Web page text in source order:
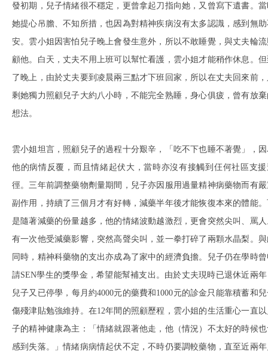
發初期，兒子情緒很不穩定，更曾拿起刀指向她，又曾寫下遺書。
她提心吊膽、不知所措，也因為對精神疾病沒有太多認識，感到無
安。雲小姐因害怕兒子晚上會發生意外，所以不敢睡覺，與丈夫輪
顧他。白天，丈夫不用上班可以幫忙看護，雲小姐才能稍作休息。
了晚上，由於丈夫要到凌晨兩三點才下班回家，所以在丈夫回來前
剩她獨力照顧兒子大約八小時，不能完全熟睡，身心俱疲，曾有放
想法。
雲小姐坦言，照顧兒子的過程十分艱辛，「吃不下也睡不著覺」，
他的病情反覆，而且情緒起伏大，當時亦沒有接觸到仼何社區支援
徑。三年前調整藥物劑量期間，兒子亦因服用過量精神病藥物而有
副作用，持續了三個月才有好轉，減藥半年後才能恢復本來的體能
是隨著減藥的份量越多，他的情緒波動越激烈，更會突然尖叫、罵
有一次他受減藥影響，突然高聲尖叫，並一拳打碎了兩顆水晶梨。
同時，精神科藥物的支出亦成為了家中的經濟負擔。兒子仍在學時
請SEN學生的獎學金，希望能幫補支出。由於丈夫現時已退休近兩
兒子又已停學，每月約4000元的藥費和1000元的診金只能靠積蓄和
傷殘津貼勉強維持。在12年間的照顧歷程，雲小姐的生活重心一直
子的精神健康為主：「情緒就跟著他走，他（情況）不太好的時候
感到失落。」情緒病病情起伏不定，不時仍要調較藥物，直至近兩